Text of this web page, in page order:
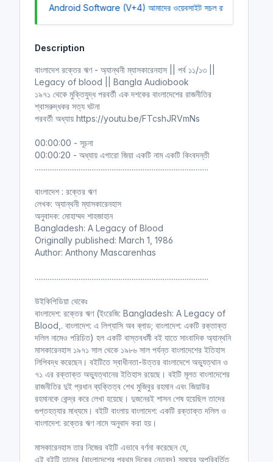
l
u
e
s
n
Android Software (V+4) আমাদের ওয়েবসাইট সচল রাখতে আমাদের
Description
বাংলাদেশ রক্তের ঋণ - অ্যান্থনী ম্যাসকারেনহাস || পর্ব ১১/১৩ ||
Legacy of blood || Bangla Audiobook
১৯৭১ থেকে মুক্তিযুদ্ধ পরবর্তী এক দশকের বাংলাদেশের রাজনীতির
শ্বাসরুদ্ধকর সত্য ঘটনা
পরবর্তী অধ্যায় https://youtu.be/FTcshJRVmNs
00:00:00 - সূচনা
00:00:20 - অধ্যায় এগারো জিয়া একটি নাম একটি কিংবদন্তী
...............................................................................................
বাংলাদেশ : রক্তের ঋণ
লেখক: অ্যান্থনী ম্যাসকারেনহাস
অনুবাদক: মোহাম্মদ শাহজাহান
Bangladesh: A Legacy of Blood
Originally published: March 1, 1986
Author: Anthony Mascarenhas
...............................................................................................
উইকিপিডিয়া থেকেঃ
বাংলাদেশ: রক্তের ঋণ (ইংরেজি: Bangladesh: A Legacy of
Blood,. বাংলাদেশ: এ লিগ্যাসি অব ব্লাড; বাংলাদেশ: একটি রক্তাক্ত
দলিল নামেও পরিচিত) হল একটি বাস্তবধর্মী বই যাতে সাংবাদিক অ্যান্থনি
মাসকারেনহাস ১৯৭১ সাল থেকে ১৯৮৬ সাল পর্যন্ত বাংলাদেশের ইতিহাস
লিপিবদ্ধ করেছেন। বইটিতে স্বাধীনতা-উত্তর বাংলাদেশে অভ্যুত্থান ও
৭১ এর রক্তাক্ত অভ্যুত্থানের ইতিহাস রয়েছে। বইটি মূলত বাংলাদেশের
রাজনীতির দুই প্রধান ব্যক্তিত্ব শেখ মুজিবুর রহমান এবং জিয়াউর
রহমানকে কেন্দ্র করে লেখা হয়েছে। দুজনেরই শাসন শেষ হয়েছিল তাদের
গুপ্তহত্যার মাধ্যমে। বইটি বাংলায় বাংলাদেশ: একটি রক্তাক্ত দলিল ও
বাংলাদেশ: রক্তের ঋণ নামে অনুবাদ করা হয়।
মাসকারেনহাস তার নিজের বইটি এভাবে বর্ণনা করেছেন যে,
এই বইটি তাদের (বাংলাদেশের প্রথম দিকের নেতৃবৃন্দ) সময়ের অপরিবর্তিত